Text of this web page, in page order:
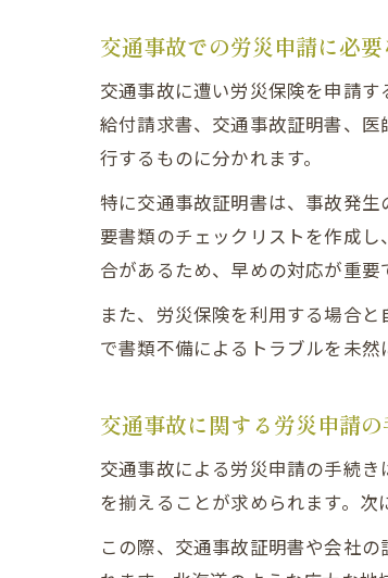
交通事故での労災申請に必
交通事故に遭い労災保険を申請
給付請求書、交通事故証明書、
行するものに分かれます。
特に交通事故証明書は、事故発
要書類のチェックリストを作成
合があるため、早めの対応が重要
また、労災保険を利用する場合
で書類不備によるトラブルを未然
交通事故に関する労災申請
交通事故による労災申請の手続
を揃えることが求められます。
この際、交通事故証明書や会社